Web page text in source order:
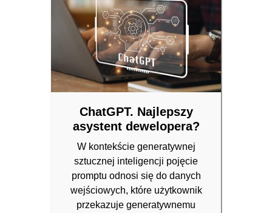
ChatGPT. Najlepszy
asystent dewelopera?
W kontekście generatywnej
sztucznej inteligencji pojęcie
promptu odnosi się do danych
wejściowych, które użytkownik
przekazuje generatywnemu